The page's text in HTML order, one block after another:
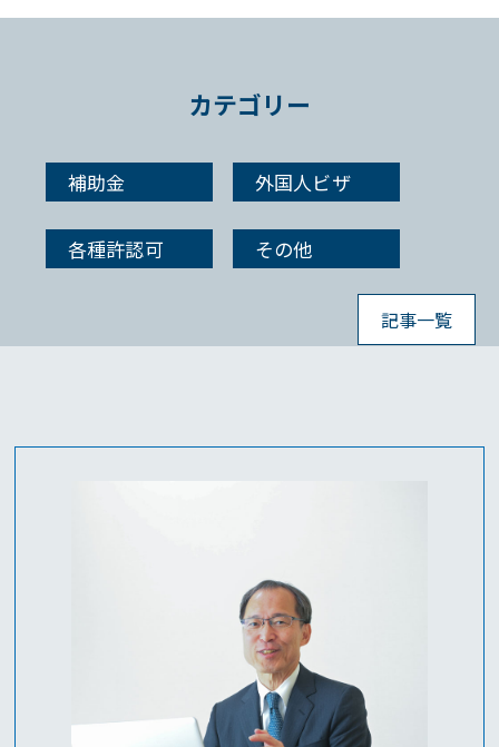
カテゴリー
補助金 外国人ビザ
各種許認可 その他
記事一覧